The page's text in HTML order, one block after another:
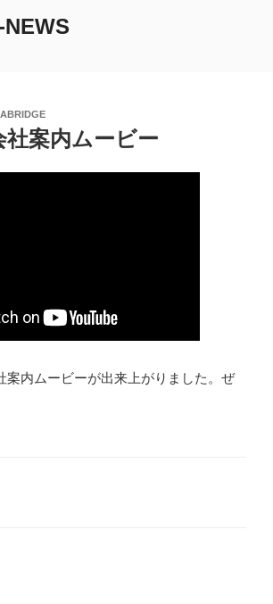
ABRIDGE
社案内ムービー
案内ムービーが出来上がりました。ぜ